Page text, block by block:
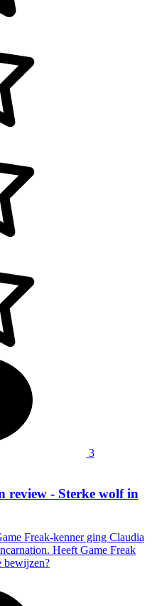
3
review - Sterke wolf in
Freak-kenner ging Claudia
Heeft Game Freak
bewijzen?